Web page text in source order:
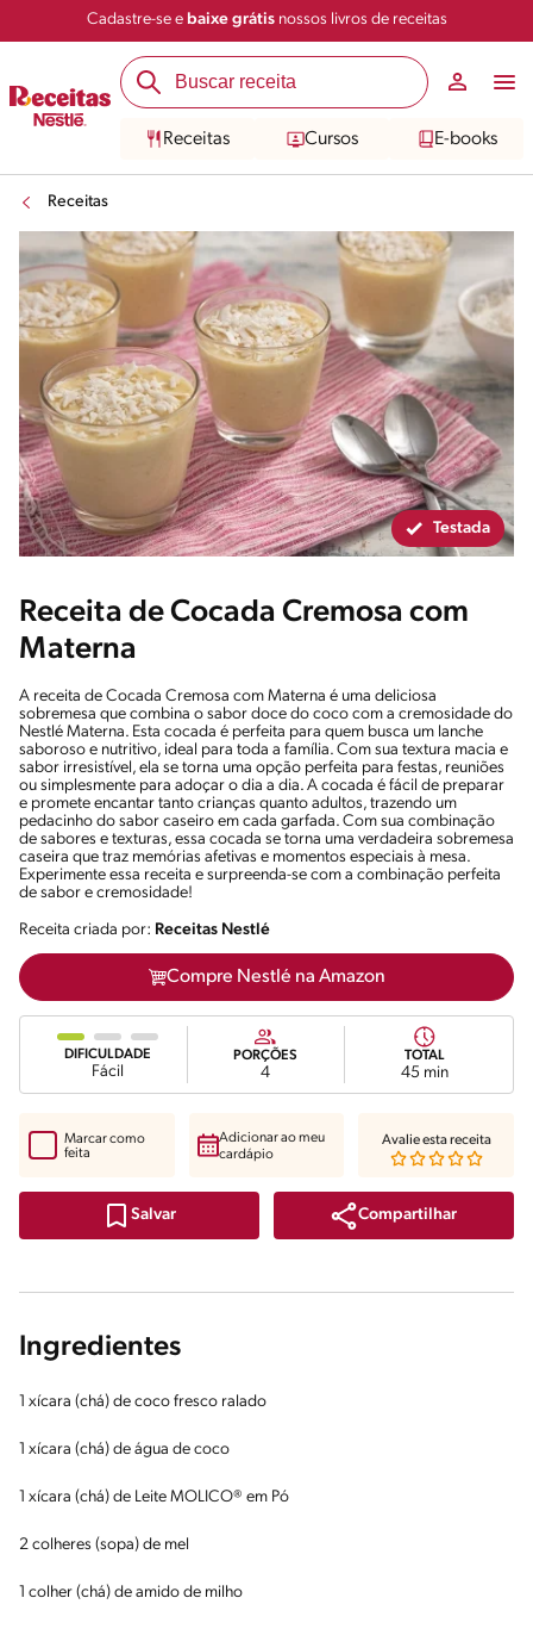
Cadastre-se e baixe grátisnossos livros de receitas
Receitas Cursos E-books
Receitas
Salvar Compartilhar
Testada
Receita de Cocada Cremosa com
Materna
A receita de Cocada Cremosa com Materna é uma deliciosa
sobremesa que combina o sabor doce do coco com a cremosidade do
Nestlé Materna. Esta cocada é perfeita para quem busca um lanche
saboroso e nutritivo, ideal para toda a família. Com sua textura macia e
sabor irresistível, ela se torna uma opção perfeita para festas, reuniões
ou simplesmente para adoçar o dia a dia. A cocada é fácil de preparar
e promete encantar tanto crianças quanto adultos, trazendo um
pedacinho do sabor caseiro em cada garfada. Com sua combinação
de sabores e texturas, essa cocada se torna uma verdadeira sobremesa
caseira que traz memórias afetivas e momentos especiais à mesa.
Experimente essa receita e surpreenda-se com a combinação perfeita
de sabor e cremosidade!
Receita criada por: Receitas Nestlé
Compre Nestlé na Amazon
DIFICULDADE
Fácil
PORÇÕES
4
TOTAL
45 min
Salvar Compartilhar
Marcar como
feita
Adicionar ao meu
cardápio
Avalie esta receita
Ingredientes
1 xícara (chá) de coco fresco ralado
1 xícara (chá) de água de coco
1 xícara (chá) de Leite MOLICO® em Pó
2 colheres (sopa) de mel
1 colher (chá) de amido de milho